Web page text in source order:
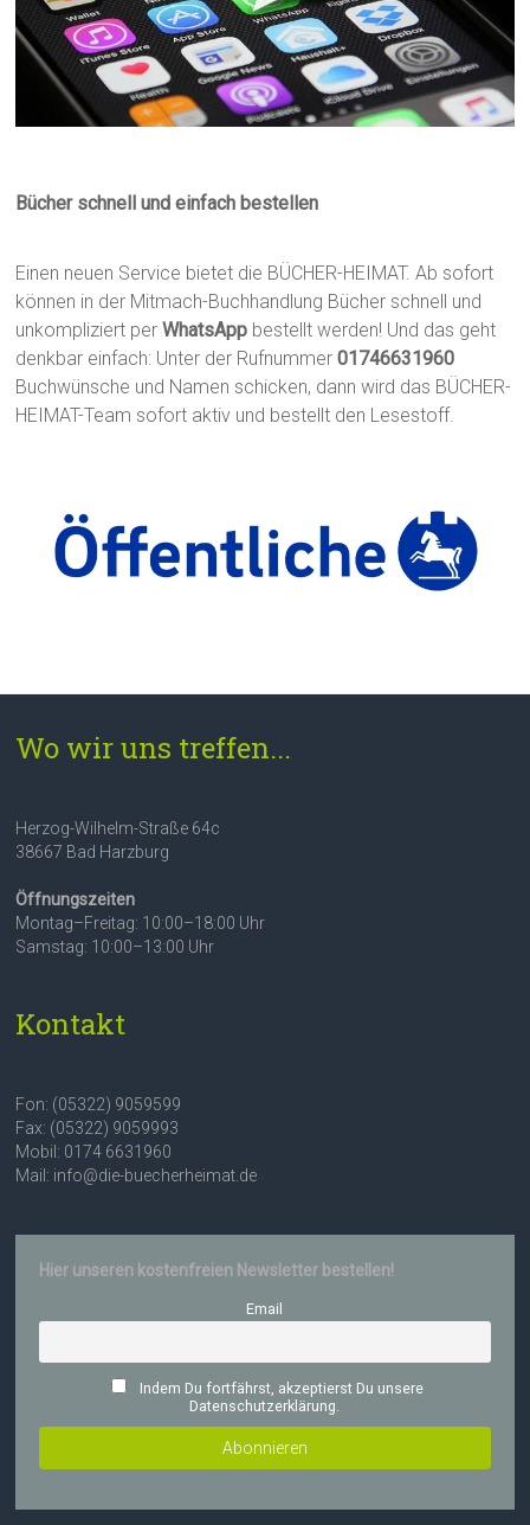
Bücher schnell und einfach bestellen
Einen neuen Service bietet die BÜCHER-HEIMAT. Ab sofort
können in der Mitmach-Buchhandlung Bücher schnell und
unkompliziert perWhatsApp bestellt werden! Und das geht
denkbar einfach: Unter der Rufnummer01746631960
Buchwünsche und Namen schicken, dann wird das BÜCHER-
HEIMAT-Team sofort aktiv und bestellt den Lesestoff.
Wo wir uns treffen...
Herzog-Wilhelm-Straße 64c
38667 Bad Harzburg
Öffnungszeiten
Montag–Freitag: 10:00–18:00 Uhr
Samstag: 10:00–13:00 Uhr
Kontakt
Fon: (05322) 9059599
Fax: (05322) 9059993
Mobil: 0174 6631960
Mail: info@die-buecherheimat.de
Hier unseren kostenfreien Newsletter bestellen!
Email
Indem Du fortfährst, akzeptierst Du unsere
Datenschutzerklärung.